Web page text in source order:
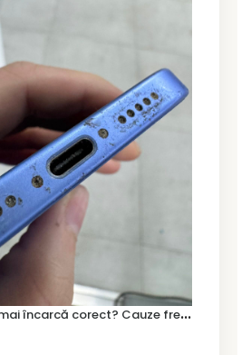
T
elefonul nu se mai încarcă corect? Cauze frecvente și soluții la service în Timișoara